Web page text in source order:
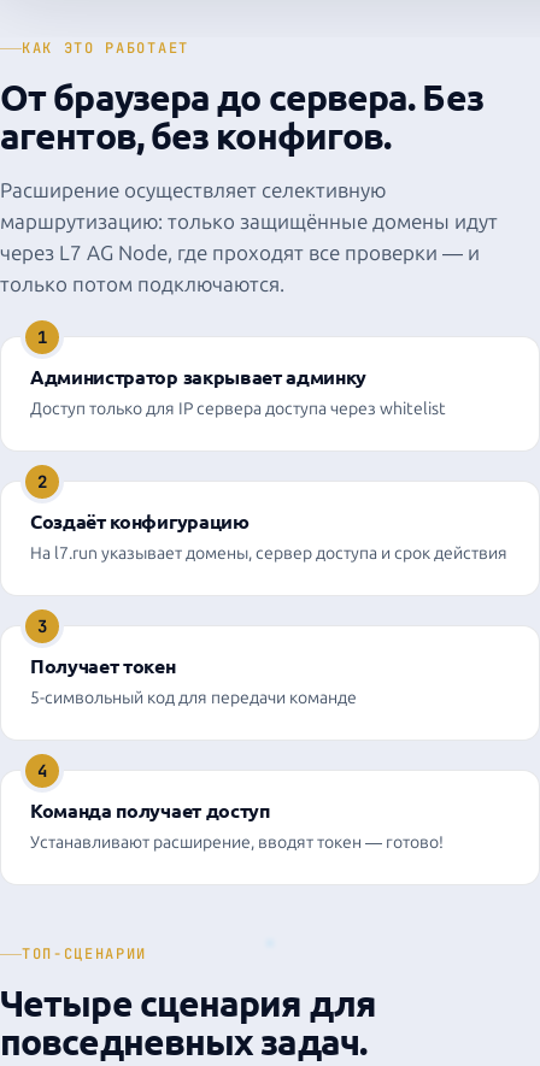
КАК ЭТО РАБОТАЕТ
От браузера до сервера. Без
агентов, без конфигов.
Расширение осуществляет селективную
маршрутизацию: только защищённые домены идут
через L7 AG Node, где проходят все проверки — и
только потом подключаются.
1
Администратор закрывает админку
Доступ только для IP сервера доступа через whitelist
2
Создаёт конфигурацию
На l7.run указывает домены, сервер доступа и срок действия
3
Получает токен
5-символьный код для передачи команде
4
Команда получает доступ
Устанавливают расширение, вводят токен — готово!
site.com/adm
site.com/adm
Freelance access
ТОП-СЦЕНАРИИ
Четыре сценария для
повседневных задач.